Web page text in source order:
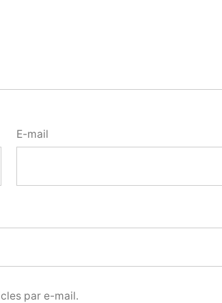
E-mail
par e-mail.